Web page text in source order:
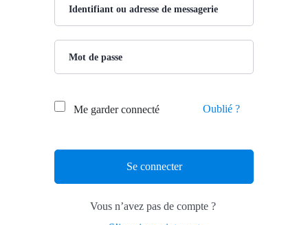
Me garder connecté Oublié ?
Se connecter
Vous n’avez pas de compte ?